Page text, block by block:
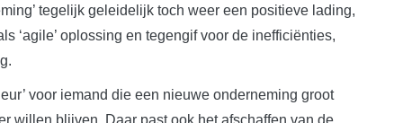
tegelijk geleidelijk toch weer een positieve lading,
‘agile’ oplossing en tegengif voor de inefficiënties,
voor iemand die een nieuwe onderneming groot
willen blijven. Daar past ook het afschaffen van de